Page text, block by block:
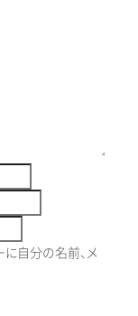
自分の名前、メ